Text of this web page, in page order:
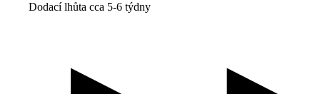
Dodací lhůta cca 5-6 týdny